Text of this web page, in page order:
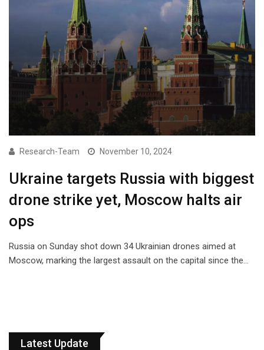
Research-Team November 10, 2024
Ukraine targets Russia with biggest
drone strike yet, Moscow halts air
ops
Russia on Sunday shot down 34 Ukrainian drones aimed at
Moscow, marking the largest assault on the capital since the…
Latest Update